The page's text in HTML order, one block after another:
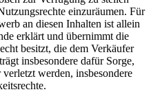
einzuräumen. Für
an diesen Inhalten ist allein
erklärt und übernimmt die
besitzt, die dem Verkäufer
insbesondere dafür Sorge,
werden, insbesondere